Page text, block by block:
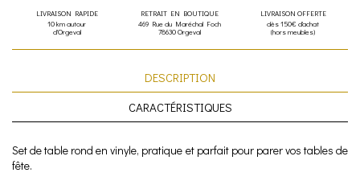
LIVRAISON RAPIDE
10 km autour
d'Orgeval
RETRAIT EN BOUTIQUE
469 Rue du Maréchal Foch
78630 Orgeval
LIVRAISON OFFERTE
dès 150€ d'achat
(hors meubles)
DESCRIPTION
CARACTÉRISTIQUES
Set de table rond en vinyle, pratique et parfait pour parer vos tables de
fête.